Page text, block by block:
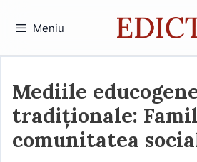
Meniu
Mediile
tradiționale:
comunitatea